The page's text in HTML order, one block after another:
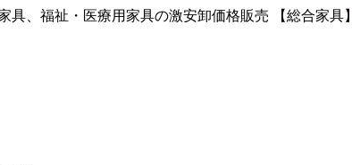
具、福祉・医療用家具の激安卸価格販売 【総合家具】